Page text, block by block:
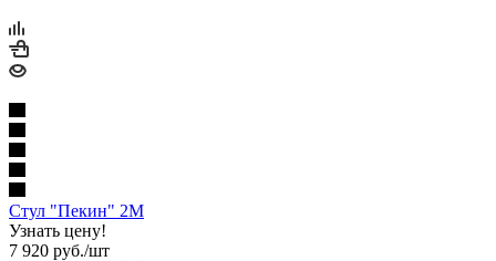
Стул "Пекин" 2М
Узнать цену!
7 920 руб./шт